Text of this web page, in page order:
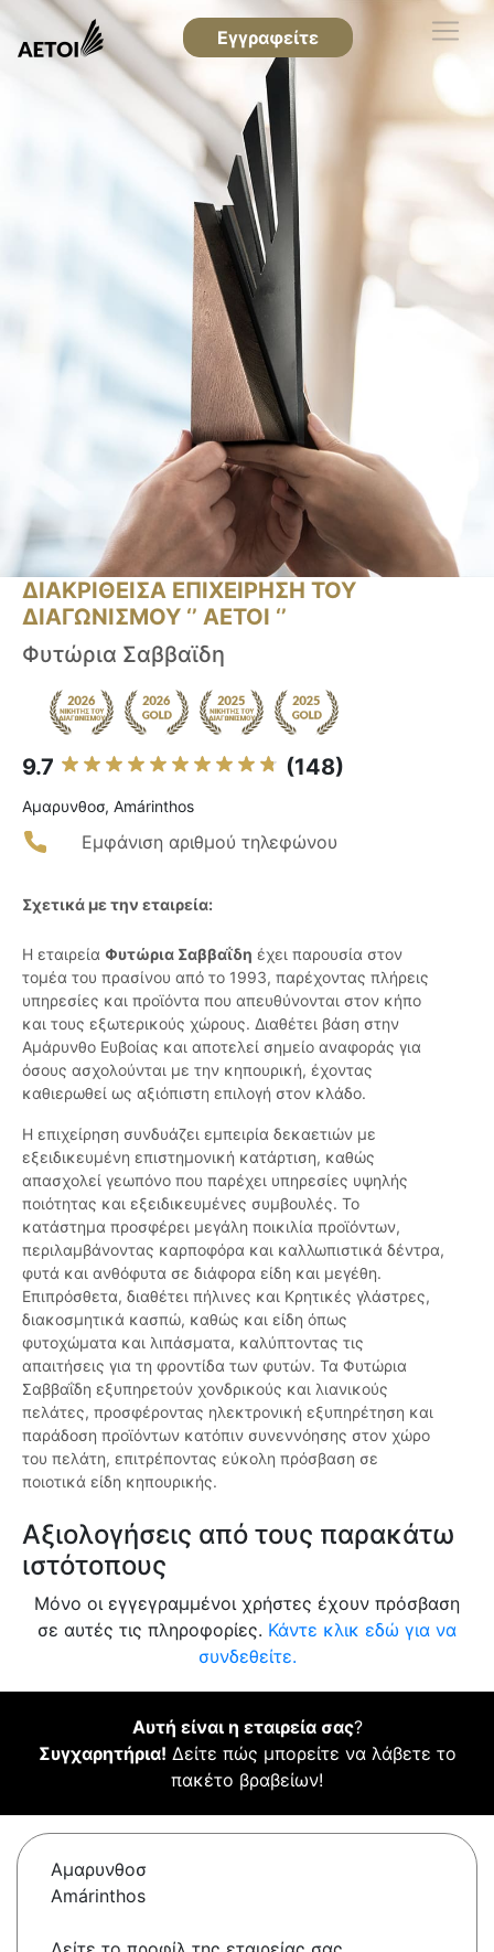
Εγγραφείτε
ΔΙΑΚΡΙΘΕΙΣΑ ΕΠΙΧΕΙΡΗΣΗ ΤΟΥ
ΔΙΑΓΩΝΙΣΜΟΥ ‘’ ΑΕΤΟΙ ‘’
Φυτώρια Σαββαϊδη
9.7 (148)
Αμαρυνθοσ, Amárinthos
Εμφάνιση αριθμού τηλεφώνου
Σχετικά με την εταιρεία:
Η εταιρεία Φυτώρια Σαββαΐδη έχει παρουσία στον
τομέα του πρασίνου από το 1993, παρέχοντας πλήρεις
υπηρεσίες και προϊόντα που απευθύνονται στον κήπο
και τους εξωτερικούς χώρους. Διαθέτει βάση στην
Αμάρυνθο Ευβοίας και αποτελεί σημείο αναφοράς για
όσους ασχολούνται με την κηπουρική, έχοντας
καθιερωθεί ως αξιόπιστη επιλογή στον κλάδο.
Η επιχείρηση συνδυάζει εμπειρία δεκαετιών με
εξειδικευμένη επιστημονική κατάρτιση, καθώς
απασχολεί γεωπόνο που παρέχει υπηρεσίες υψηλής
ποιότητας και εξειδικευμένες συμβουλές. Το
κατάστημα προσφέρει μεγάλη ποικιλία προϊόντων,
περιλαμβάνοντας καρποφόρα και καλλωπιστικά δέντρα,
φυτά και ανθόφυτα σε διάφορα είδη και μεγέθη.
Επιπρόσθετα, διαθέτει πήλινες και Κρητικές γλάστρες,
διακοσμητικά κασπώ, καθώς και είδη όπως
φυτοχώματα και λιπάσματα, καλύπτοντας τις
απαιτήσεις για τη φροντίδα των φυτών. Τα Φυτώρια
Σαββαΐδη εξυπηρετούν χονδρικούς και λιανικούς
πελάτες, προσφέροντας ηλεκτρονική εξυπηρέτηση και
παράδοση προϊόντων κατόπιν συνεννόησης στον χώρο
του πελάτη, επιτρέποντας εύκολη πρόσβαση σε
ποιοτικά είδη κηπουρικής.
Αξιολογήσεις από τους παρακάτω
ιστότοπους
Μόνο οι εγγεγραμμένοι χρήστες έχουν πρόσβαση
σε αυτές τις πληροφορίες. Κάντε κλικ εδώ για να
συνδεθείτε.
Αυτή είναι η εταιρεία σας?
Συγχαρητήρια! Δείτε πώς μπορείτε να λάβετε το
πακέτο βραβείων!
Αμαρυνθοσ
Amárinthos